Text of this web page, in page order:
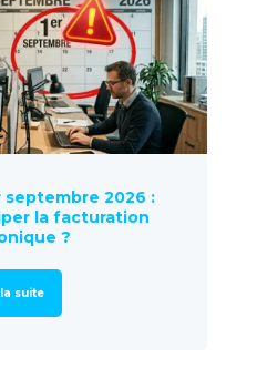
septembre 2026 :
la facturation
?
suite